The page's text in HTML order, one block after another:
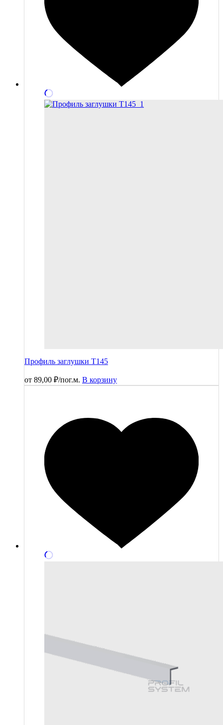
Профиль заглушки T145
от 89,00 ₽/пог.м. В корзину